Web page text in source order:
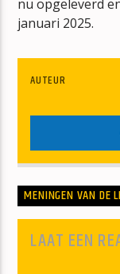
nu opgeleverd
januari 2025.
AUTEUR
MENINGEN VAN DE
LAAT EEN